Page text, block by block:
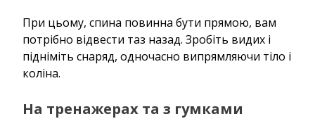
При цьому, спина повинна бути прямою, вам
потрібно відвести таз назад. Зробіть видих і
підніміть снаряд, одночасно випрямляючи тіло і
коліна.
На тренажерах та з гумками